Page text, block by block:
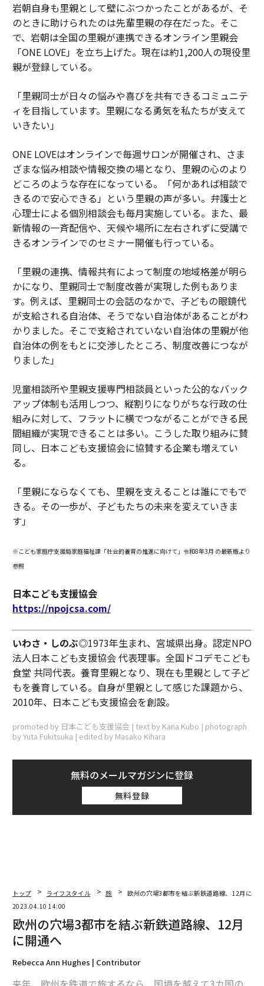
岩朝自身も里親として壁にぶつかったことがあるが、そ
のときに助けられたのは先輩里親の存在だった。そこ
で、岩朝は全国の里親が連携できるオンライン里親会
「ONE LOVE」を立ち上げた。現在は約1,200人の現役里
親が登録している。
「里親同士が日々の悩みや喜びを共有できるコミュニテ
ィを目指しています。里親になる勇気を私たちが支えて
いきたい」
ONE LOVEはオンラインで毎週サロンが開催され、さま
ざまな悩み相談や情報交換の場となり、里親の心のより
どころのような存在になっている。「何かあれば相談で
きるので安心できる」という里親の声が多い。弁護士と
心理士による個別相談会も毎月実施している。また、最
新情報の一斉配信や、天候や場所に左右されずに受講で
きるオンラインでのセミナー開催も行っている。
「里親の連携、情報共有によって制度の地域格差が明ら
かになり、里親同士で制度改善が実現した例もありま
す。例えば、里親同士の会話のなかで、子どもの眼鏡代
が支給される自治体、そうでない自治体があることがわ
かりました。そこで支給されていない自治体の里親が他
自治体の例をもとに交渉したところ、制度改善につなが
りました」
児童相談所や里親支援専門相談員といった公的なバック
アップ体制も活用しつつ、縦割りになりがちな行政の仕
組みに対して、フラットに横でつながることができる民
間組織が実現できることは多い。こうした取り組みに賛
同し、日本こども支援協会に協賛する企業も増えてい
る。
「里親にならなくても、里親を支えることは誰にでもで
きる。その一歩が、子どもたちの未来を変えていきま
す」
※こども家庭庁支援局家庭福祉課「社会的養育の推進に向けて」令和8年3月 の最新版より
参照
日本こども支援協会
https://npojcsa.com/
いわさ・しのぶ◎1973年生まれ、宮城県出身。認定NPO
法人日本こども支援協会 代表理事。全国ドコデモこども
食堂 共同代表。養育里親となり、現在も里親として子ど
もを養育している。自身が里親として感じた課題から、
2010年、日本こども支援協会を創設。
promoted by 日本こども支援協会 | text by Kana Kubo | photograph
by Yuta Fukitsuka | edited by Masako Kihara
無料のメールマガジンに登録
無料登録
トップ ライフスタイル 旅
欧州の穴場3都市を結ぶ新鉄道路線、12月に開
2023.04.10 14:00
欧州の穴場3都市を結ぶ新鉄道路線、12月
に開通へ
Rebecca Ann Hughes | Contributor